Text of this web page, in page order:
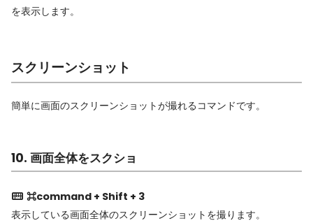
を表示します。
スクリーンショット
簡単に画面のスクリーンショットが撮れるコマンドです。
10. 画面全体をスクショ
⌘command + Shift + 3
表示している画面全体のスクリーンショットを撮ります。